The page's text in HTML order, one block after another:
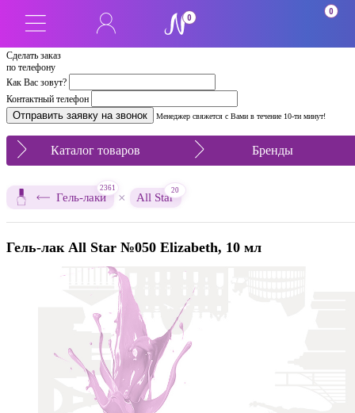
Сделать заказ
по телефону
Как Вас зовут?
Контактный телефон
Менеджер свяжется с Вами в течение 10-ти минут!
0
0
Каталог товаров Бренды
Гель-лаки
2361
× All Star
20
Гель-лак All Star №050 Elizabeth, 10 мл